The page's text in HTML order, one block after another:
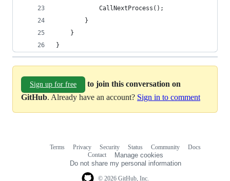
            CallNextProcess();
        }
    }
}
Sign up for free
to join this conversation on
GitHub. Already have an account? Sign in to comment
© 2026 GitHub, Inc.
Terms Privacy Security Status Community
Docs
Contact
Manage cookies
Do not share my personal information